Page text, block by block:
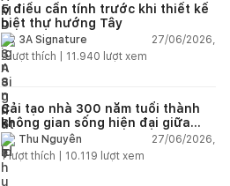
5 điều cần tính trước khi thiết kế
biệt thự hướng Tây
3A Signature
27/06/2026,
2lượt thích | 11.940 lượt xem
Cải tạo nhà 300 năm tuổi thành
không gian sống hiện đại giữa
thiên nhiên
Thu Nguyễn
27/06/2026,
1lượt thích | 10.119 lượt xem